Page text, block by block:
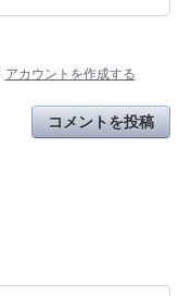
アカウントを作成する
コメントを投稿